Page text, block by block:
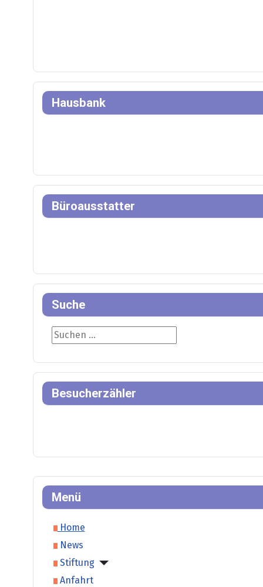
Menü
Home
News
Stiftung
Anfahrt
Hausbank
Büroausstatter
Suche
Suche
Besucherzähler